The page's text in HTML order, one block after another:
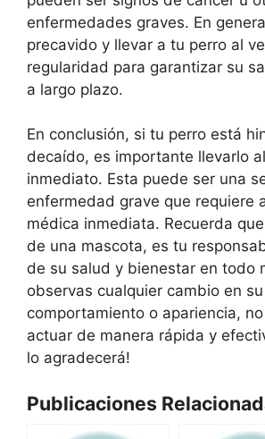
enfermedades graves. En
precavido y llevar a tu perro al
regularidad para garantizar su
a largo plazo.
En conclusión, si tu perro está
decaído, es importante llevarlo
inmediato. Esta puede ser una
enfermedad grave que requiere
médica inmediata. Recuerda
de una mascota, es tu
de su salud y bienestar en todo
observas cualquier cambio en su
comportamiento o apariencia,
actuar de manera rápida y
lo agradecerá!
Publicaciones